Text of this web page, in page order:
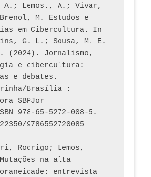
A.; Lemos., A.; Vivar,
M. Estudos e
em Cibercultura. In
G. L.; Sousa, M. E.
(2024). Jornalismo,
e cibercultura:
e debates.
Brasília :
SBPJor
978-65-5272-008-5.
9786552720085
Rodrigo; Lemos,
na alta
entrevista